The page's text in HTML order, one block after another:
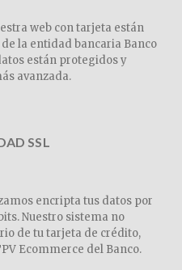
web con tarjeta están
la entidad bancaria Banco
están protegidos y
avanzada.
SSL
encripta tus datos por
Nuestro sistema no
de tu tarjeta de crédito,
Ecommerce del Banco.